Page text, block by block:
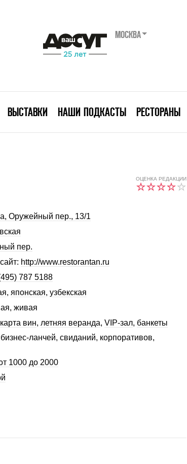
МОСКВА
ВЫСТАВКИ НАШИ ПОДКАСТЫ РЕСТОРАНЫ
ОЦЕНКА РЕДАКЦИИ
Оружейный пер., 13/1
пер.
http://www.restorantan.ru
787 5188
, японская, узбекская
живая
карта вин, летняя веранда, VIP-зал, банкеты
ланчей, свиданий, корпоративов,
1000 до 2000